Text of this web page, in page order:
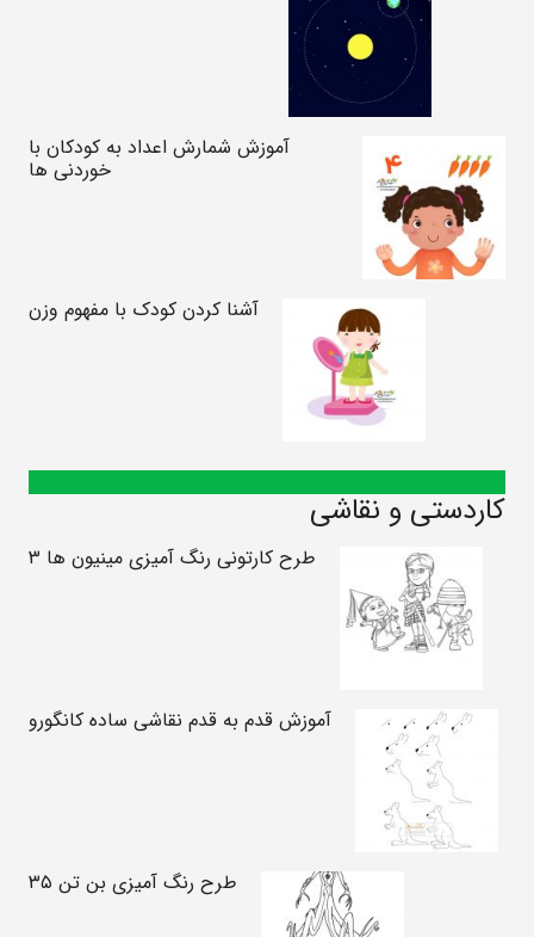
آموزش شمارش اعداد به کودکان با
خوردنی ها
آشنا کردن کودک با مفهوم وزن
کاردستی و نقاشی
طرح کارتونی رنگ آمیزی مینیون ها ۳
آموزش قدم به قدم نقاشی ساده کانگورو
طرح رنگ آمیزی بن تن ۳۵